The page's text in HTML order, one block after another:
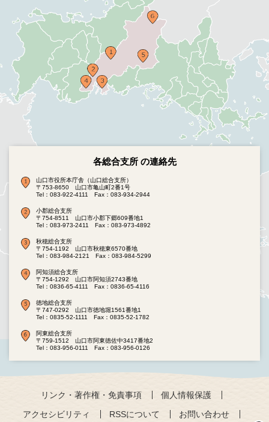
各総合支所 の連絡先
山口市役所本庁舎（山口総合支所）
〒753-8650 山口市亀山町2番1号
Tel：083-922-4111
Fax：083-934-2944
小郡総合支所
〒754-8511 山口市小郡下郷609番地1
Tel：083-973-2411
Fax：083-973-4892
秋穂総合支所
〒754-1192 山口市秋穂東6570番地
Tel：083-984-2121
Fax：083-984-5299
阿知須総合支所
〒754-1292 山口市阿知須2743番地
Tel：0836-65-4111
Fax：0836-65-4116
徳地総合支所
〒747-0292 山口市徳地堀1561番地1
Tel：0835-52-1111
Fax：0835-52-1782
阿東総合支所
〒759-1512 山口市阿東徳佐中3417番地2
Tel：083-956-0111
Fax：083-956-0126
リンク・著作権・免責事項
個人情報保護
アクセシビリティ
RSSについて お問い合わせ